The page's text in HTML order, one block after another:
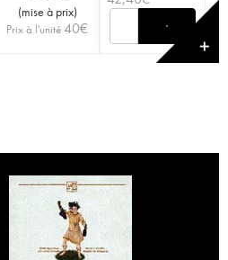
(mise à prix)
Prix à l'unité40€
✕